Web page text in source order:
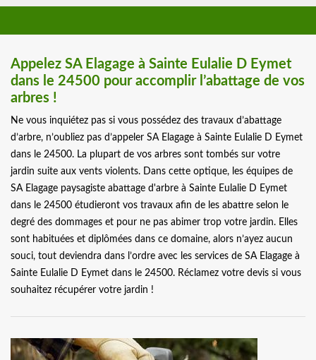
Appelez SA Elagage à Sainte Eulalie D Eymet
dans le 24500 pour accomplir l’abattage de vos
arbres !
Ne vous inquiétez pas si vous possédez des travaux d’abattage
d’arbre, n’oubliez pas d’appeler SA Elagage à Sainte Eulalie D Eymet
dans le 24500. La plupart de vos arbres sont tombés sur votre
jardin suite aux vents violents. Dans cette optique, les équipes de
SA Elagage paysagiste abattage d'arbre à Sainte Eulalie D Eymet
dans le 24500 étudieront vos travaux afin de les abattre selon le
degré des dommages et pour ne pas abimer trop votre jardin. Elles
sont habituées et diplômées dans ce domaine, alors n’ayez aucun
souci, tout deviendra dans l’ordre avec les services de SA Elagage à
Sainte Eulalie D Eymet dans le 24500. Réclamez votre devis si vous
souhaitez récupérer votre jardin !